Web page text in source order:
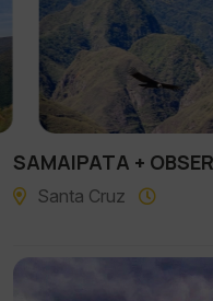
SAMAIPATA +
Santa Cruz